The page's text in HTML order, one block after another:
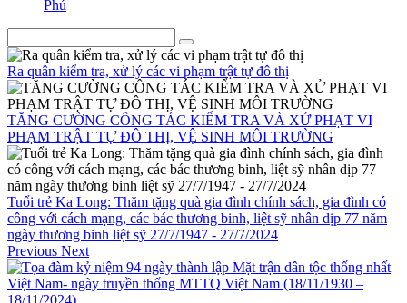
Phú
Ra quân kiểm tra, xử lý các vi phạm trật tự đô thị
TĂNG CƯỜNG CÔNG TÁC KIỂM TRA VÀ XỬ PHẠT VI
PHẠM TRẬT TỰ ĐÔ THỊ, VỆ SINH MÔI TRƯỜNG
Tuổi trẻ Ka Long: Thăm tặng quà gia đình chính sách, gia đình có
công với cách mạng, các bác thương binh, liệt sỹ nhân dịp 77 năm
ngày thương binh liệt sỹ 27/7/1947 - 27/7/2024
Previous Next